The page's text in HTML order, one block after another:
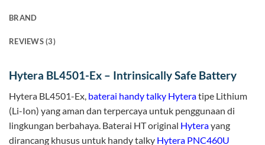
BRAND
REVIEWS (3)
Hytera BL4501-Ex – Intrinsically Safe Battery
Hytera BL4501-Ex, baterai handy talky Hyteratipe Lithium
(Li-Ion) yang aman dan terpercaya untuk penggunaan di
lingkungan berbahaya. Baterai HT original Hyterayang
dirancang khusus untuk handy talky Hytera PNC460U